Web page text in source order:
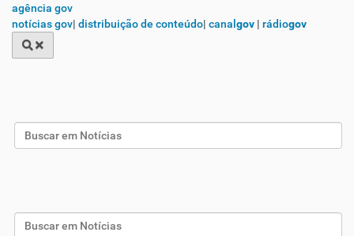
agência gov
notícias gov| distribuição de conteúdo| canal gov | rádiogov
Busca
Busca